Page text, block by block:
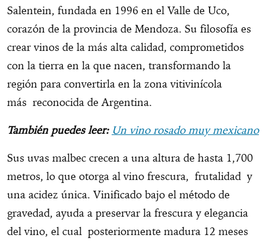
Salentein, fundada en 1996 en el Valle de Uco,
corazón de la provincia de Mendoza. Su filosofía es
crear vinos de la más alta calidad, comprometidos
con la tierra en la que nacen, transformando la
región para convertirla en la zona vitivinícola
más reconocida de Argentina.
También puedes leer: Un vino rosado muy mexicano
Sus uvas malbec crecen a una altura de hasta 1,700
metros, lo que otorga al vino frescura, frutalidad y
una acidez única. Vinificado bajo el método de
gravedad, ayuda a preservar la frescura y elegancia
del vino, el cual posteriormente madura 12 meses